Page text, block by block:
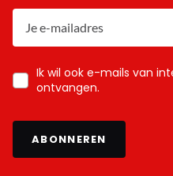
Ik wil ook e-mails van
ontvangen.
ABONNEREN